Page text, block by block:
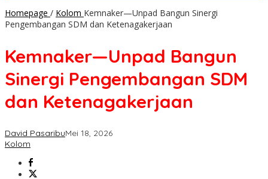
Homepage / Kolom Kemnaker—Unpad Bangun Sinergi
Pengembangan SDM dan Ketenagakerjaan
Kemnaker—Unpad Bangun
Sinergi Pengembangan SDM
dan Ketenagakerjaan
David PasaribuMei 18, 2026
Kolom